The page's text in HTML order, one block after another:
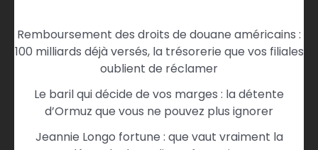
Remboursement des droits de douane américains :
100 milliards déjà versés, la trésorerie que vos filiales
oublient de réclamer
Le baril qui décide de vos marges : la détente
d’Ormuz que vous ne pouvez plus ignorer
Jeannie Longo fortune : que vaut vraiment la